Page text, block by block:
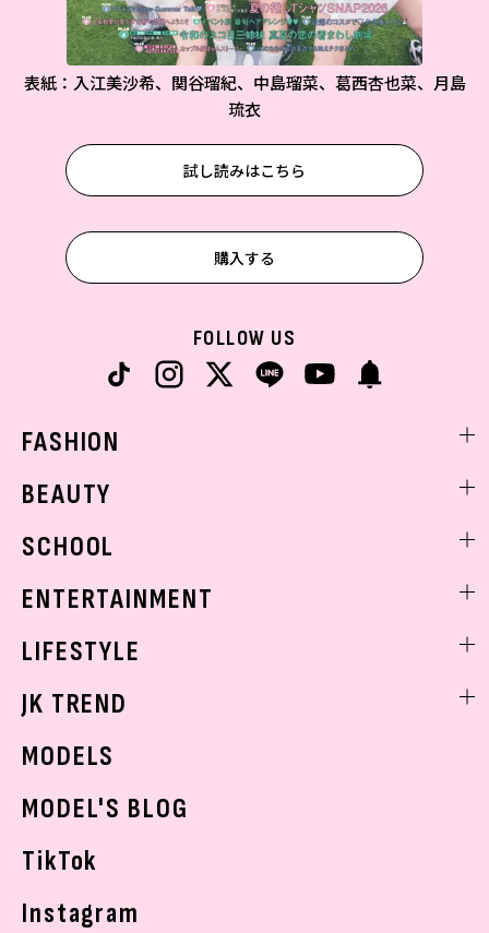
表紙：入江美沙希、関谷瑠紀、中島瑠菜、葛西杏也菜、月島
琉衣
試し読みはこちら
購入する
FOLLOW US
FASHION
着回し
BEAUTY
ベストコスメ
ボディケア
SCHOOL
学校ヘアメイク
ENTERTAINMENT
K-POP
LIFESTYLE
モデルの購入品
JK TREND
MODELS
MODEL'S BLOG
TikTok
Instagram